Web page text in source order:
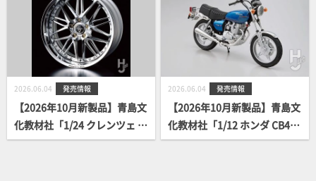
2026.06.04 発売情報
【2026年10月新製品】青島文
化教材社「1/24 クレンツェ ボ
ルフェス 19インチ」
2026.06.04 発売情報
【2026年10月新製品】青島文
化教材社「1/12 ホンダ CB400
T HAWK-II '77」